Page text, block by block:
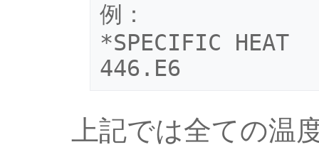
例：
*SPECIFIC HEAT
上記では全ての温